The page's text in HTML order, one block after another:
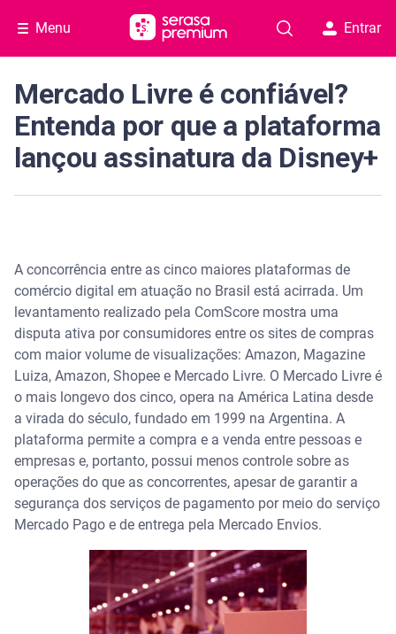
Menu Entrar
Mercado Livre é confiável?
Entenda por que a plataforma
lançou assinatura da Disney+
A concorrência entre as cinco maiores plataformas de
comércio digital em atuação no Brasil está acirrada. Um
levantamento realizado pela ComScore mostra uma
disputa ativa por consumidores entre os sites de compras
com maior volume de visualizações: Amazon, Magazine
Luiza, Amazon, Shopee e Mercado Livre. O Mercado Livre é
o mais longevo dos cinco, opera na América Latina desde
a virada do século, fundado em 1999 na Argentina. A
plataforma permite a compra e a venda entre pessoas e
empresas e, portanto, possui menos controle sobre as
operações do que as concorrentes, apesar de garantir a
segurança dos serviços de pagamento por meio do serviço
Mercado Pago e de entrega pela Mercado Envios.